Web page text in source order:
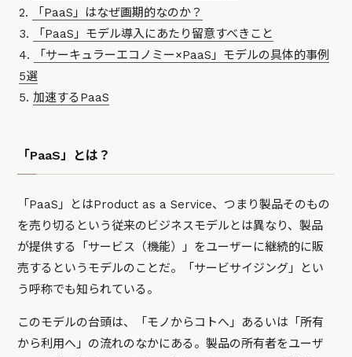
「PaaS」はなぜ画期的なのか？
「PaaS」モデル導入にあたり留意すべきこと
「サーキュラーエコノミー×PaaS」モデルの具体的事例
5選
加速するPaaS
「PaaS」とは？
「PaaS」とはProduct as a Service、つまり製品そのもの
を売り切るという従来のビジネスモデルとは異なり、製品
が提供する「サービス（機能）」をユーザーに継続的に販
売するというモデルのことだ。「サービサイジング」とい
う呼称でも知られている。
このモデルの台頭は、「モノからコトへ」あるいは「所有
から利用へ」の流れのなかにある。製品の所有者をユーザ